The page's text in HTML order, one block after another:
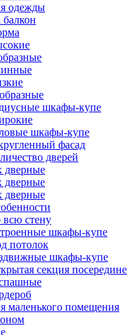
одежды
шкафы-купе
шкафы-купе
фасад
дверей
дверные
дверные
дверные
стену
шкафы-купе
потолок
шкафы-купе
секция посередине
маленького помещения